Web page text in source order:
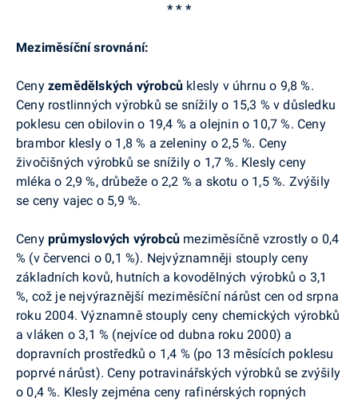
* * *
Meziměsíční srovnání:
Ceny zemědělských výrobců klesly v úhrnu o 9,8 %.
Ceny rostlinných výrobků se snížily o 15,3 % v důsledku
poklesu cen obilovin o 19,4 % a olejnin o 10,7 %. Ceny
brambor klesly o 1,8 % a zeleniny o 2,5 %. Ceny
živočišných výrobků se snížily o 1,7 %. Klesly ceny
mléka o 2,9 %, drůbeže o 2,2 % a skotu o 1,5 %. Zvýšily
se ceny vajec o 5,9 %.
Ceny průmyslových výrobců meziměsíčně vzrostly o 0,4
% (v červenci o 0,1 %). Nejvýznamněji stouply ceny
základních kovů, hutních a kovodělných výrobků o 3,1
%, což je nejvýraznější meziměsíční nárůst cen od srpna
roku 2004. Významně stouply ceny chemických výrobků
a vláken o 3,1 % (nejvíce od dubna roku 2000) a
dopravních prostředků o 1,4 % (po 13 měsících poklesu
poprvé nárůst). Ceny potravinářských výrobků se zvýšily
o 0,4 %. Klesly zejména ceny rafinérských ropných